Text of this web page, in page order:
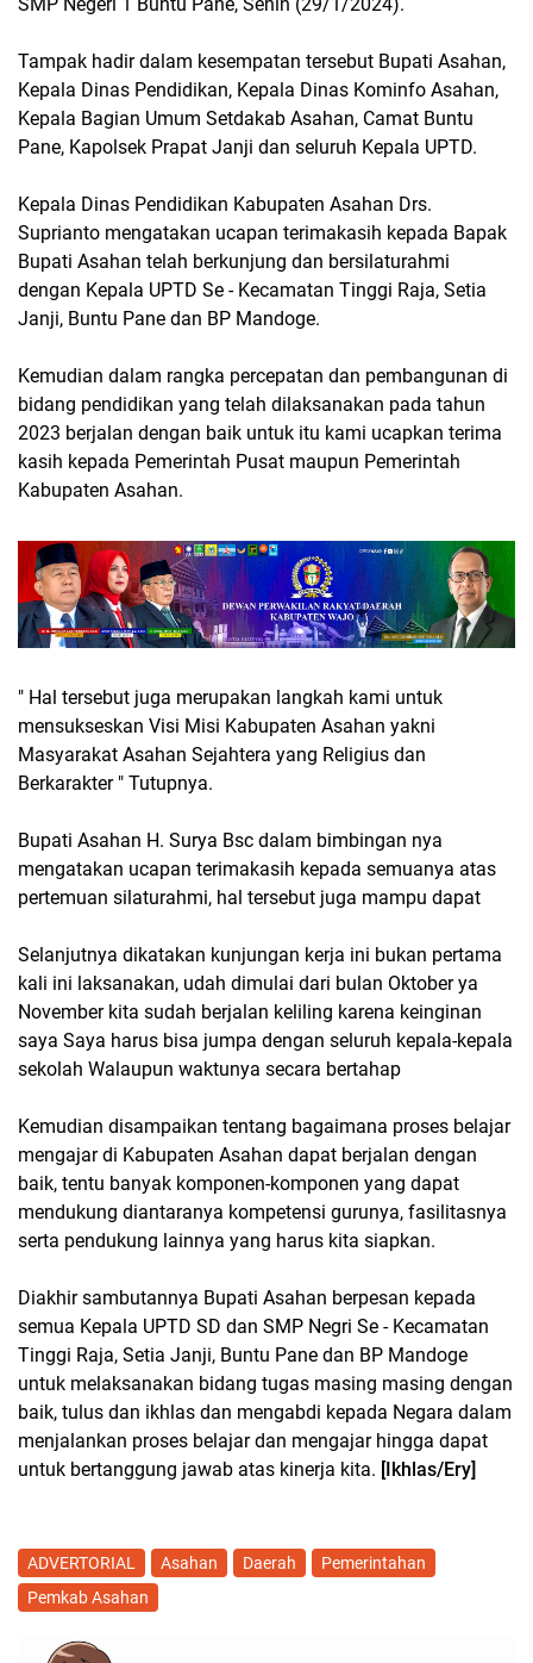
Tampak hadir dalam kesempatan tersebut Bupati Asahan,
Kepala Dinas Pendidikan, Kepala Dinas Kominfo Asahan,
Kepala Bagian Umum Setdakab Asahan, Camat Buntu
Pane, Kapolsek Prapat Janji dan seluruh Kepala UPTD.
Kepala Dinas Pendidikan Kabupaten Asahan Drs.
Suprianto mengatakan ucapan terimakasih kepada Bapak
Bupati Asahan telah berkunjung dan bersilaturahmi
dengan Kepala UPTD Se - Kecamatan Tinggi Raja, Setia
Janji, Buntu Pane dan BP Mandoge.
Kemudian dalam rangka percepatan dan pembangunan di
bidang pendidikan yang telah dilaksanakan pada tahun
2023 berjalan dengan baik untuk itu kami ucapkan terima
kasih kepada Pemerintah Pusat maupun Pemerintah
Kabupaten Asahan.
" Hal tersebut juga merupakan langkah kami untuk
mensukseskan Visi Misi Kabupaten Asahan yakni
Masyarakat Asahan Sejahtera yang Religius dan
Berkarakter " Tutupnya.
Bupati Asahan H. Surya Bsc dalam bimbingan nya
mengatakan ucapan terimakasih kepada semuanya atas
pertemuan silaturahmi, hal tersebut juga mampu dapat
Selanjutnya dikatakan kunjungan kerja ini bukan pertama
kali ini laksanakan, udah dimulai dari bulan Oktober ya
November kita sudah berjalan keliling karena keinginan
saya Saya harus bisa jumpa dengan seluruh kepala-kepala
sekolah Walaupun waktunya secara bertahap
Kemudian disampaikan tentang bagaimana proses belajar
mengajar di Kabupaten Asahan dapat berjalan dengan
baik, tentu banyak komponen-komponen yang dapat
mendukung diantaranya kompetensi gurunya, fasilitasnya
serta pendukung lainnya yang harus kita siapkan.
Diakhir sambutannya Bupati Asahan berpesan kepada
semua Kepala UPTD SD dan SMP Negri Se - Kecamatan
Tinggi Raja, Setia Janji, Buntu Pane dan BP Mandoge
untuk melaksanakan bidang tugas masing masing dengan
baik, tulus dan ikhlas dan mengabdi kepada Negara dalam
menjalankan proses belajar dan mengajar hingga dapat
untuk bertanggung jawab atas kinerja kita. [Ikhlas/Ery]
ADVERTORIAL Asahan Daerah
Pemerintahan
Pemkab Asahan